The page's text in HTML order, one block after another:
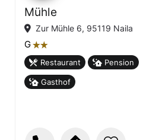
Mühle
Zur Mühle 6, 95119 Naila
G țț
Restaurant Pension
Gasthof